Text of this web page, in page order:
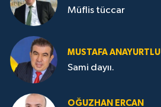
Müflis tüccar
MUSTAFA ANAYURTLU
Sami dayıı.
OĞUZHAN ERCAN